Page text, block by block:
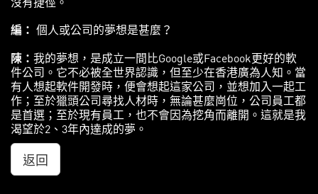
編 ： 個人或公司的夢想是甚麼？
陳 ： 我的夢想，是成立一間比Google或Facebook更好的軟
件公司。它不必被全世界認識，但至少在香港廣為人知。當
有人想起軟件開發時，便會想起這家公司，並想加入一起工
作；至於獵頭公司尋找人材時，無論甚麼崗位，公司員工都
是首選；至於現有員工，也不會因為挖角而離開。這就是我
渴望於2、3年內達成的夢。
返回